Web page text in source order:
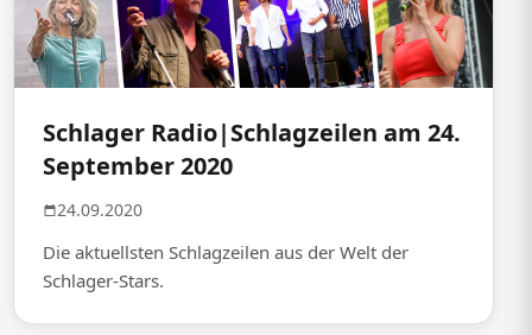
Schlager Radio|Schlagzeilen am 24.
September 2020
24.09.2020
Die aktuellsten Schlagzeilen aus der Welt der
Schlager-Stars.